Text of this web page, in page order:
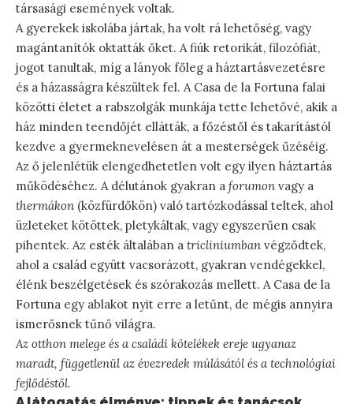
társasági események voltak.
A gyerekek iskolába jártak, ha volt rá lehetőség, vagy
magántanítók oktatták őket. A fiúk retorikát, filozófiát,
jogot tanultak, míg a lányok főleg a háztartásvezetésre
és a házasságra készültek fel. A Casa de la Fortuna falai
közötti életet a rabszolgák munkája tette lehetővé, akik a
ház minden teendőjét ellátták, a főzéstől és takarítástól
kezdve a gyermeknevelésen át a mesterségek űzéséig.
Az ő jelenlétük elengedhetetlen volt egy ilyen háztartás
működéséhez. A délutánok gyakran a forumon vagy a
thermákon (közfürdőkön) való tartózkodással teltek, ahol
üzleteket kötöttek, pletykáltak, vagy egyszerűen csak
pihentek. Az esték általában a tricliniumban végződtek,
ahol a család együtt vacsorázott, gyakran vendégekkel,
élénk beszélgetések és szórakozás mellett. A Casa de la
Fortuna egy ablakot nyit erre a letűnt, de mégis annyira
ismerősnek tűnő világra.
Az otthon melege és a családi kötelékek ereje ugyanaz
maradt, függetlenül az évezredek múlásától és a technológiai
fejlődéstől.